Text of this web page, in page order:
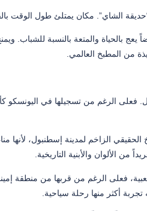
الشاي”. مكان يمتلئ طول الوقت
من المطبخ العالمي.
الحقيقي الزاخم لمدينة إسطنبول،
الألوان والأبنية التاريخية.
فعلى الرغم من قربها من منطقة
أكثر منها رحلة سياحية.